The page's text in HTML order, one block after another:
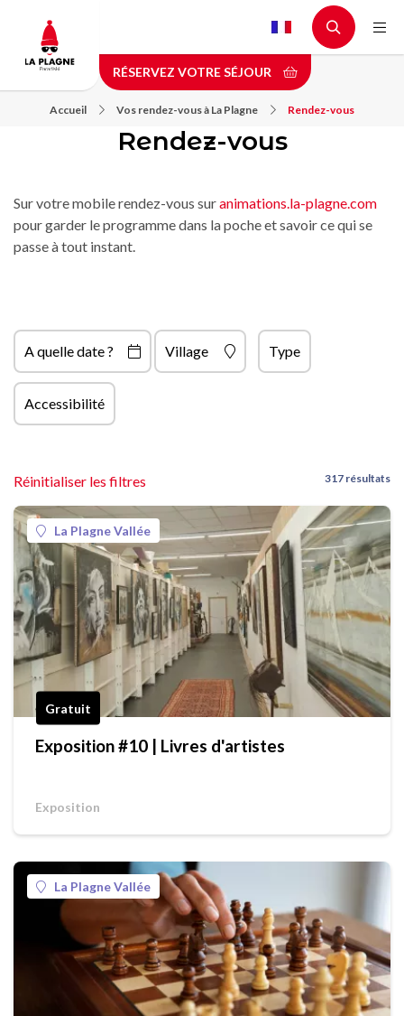
contenu
principal
RÉSERVEZ VOTRE SÉJOUR
Accueil Vos rendez-vous à La Plagne Rendez-vous
Rendez-vous
Sur votre mobile rendez-vous suranimations.la-plagne.com
pour garder le programme dans la poche et savoir ce qui se
passe à tout instant.
A quelle date ? Village Type
Accessibilité
Réinitialiser les filtres 317 résultats
La Plagne Vallée
Gratuit
Exposition #10 | Livres d'artistes
Exposition
La Plagne Vallée